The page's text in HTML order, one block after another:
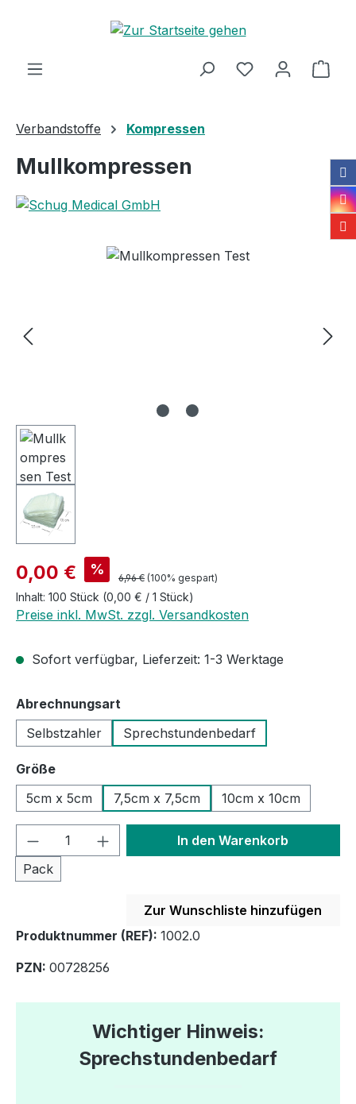
Zum Hauptinhalt springen
Verbandstoffe Kompressen
Mullkompressen
Bildergalerie überspringen
Verkaufspreis:
0,00 € % Regulärer Preis:
6,96 € (100% gespart)
Inhalt: 100 Stück (0,00 € / 1 Stück)
Preise inkl. MwSt. zzgl. Versandkosten
Sofort verfügbar, Lieferzeit: 1-3 Werktage
Abrechnungsart
Selbstzahler
Sprechstundenbedarf
Größeauswählen
5cm x 5cm
7,5cm x 7,5cm 10cm x 10cm
Produkt Anzahl: Gib den
Pack
In den Warenkorb
Zur Wunschliste hinzufügen
Produktnummer (REF): 1002.0
PZN: 00728256
Wichtiger Hinweis:
Sprechstundenbedarf